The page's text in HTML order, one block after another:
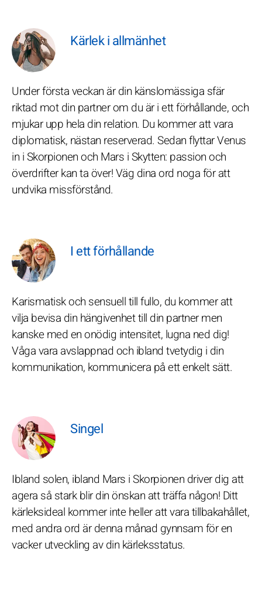
Kärlek i allmänhet
Under första veckan är din känslomässiga sfär
riktad mot din partner om du är i ett förhållande, och
mjukar upp hela din relation. Du kommer att vara
diplomatisk, nästan reserverad. Sedan flyttar Venus
in i Skorpionen och Mars i Skytten: passion och
överdrifter kan ta över! Väg dina ord noga för att
undvika missförstånd.
I ett förhållande
Karismatisk och sensuell till fullo, du kommer att
vilja bevisa din hängivenhet till din partner men
kanske med en onödig intensitet, lugna ned dig!
Våga vara avslappnad och ibland tvetydig i din
kommunikation, kommunicera på ett enkelt sätt.
Singel
Ibland solen, ibland Mars i Skorpionen driver dig att
agera så stark blir din önskan att träffa någon! Ditt
kärleksideal kommer inte heller att vara tillbakahållet,
med andra ord är denna månad gynnsam för en
vacker utveckling av din kärleksstatus.